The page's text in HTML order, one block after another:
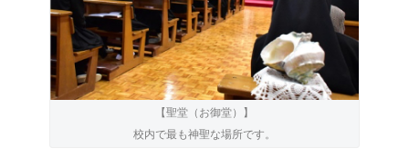
【聖堂（お御堂）】
校内で最も神聖な場所です。